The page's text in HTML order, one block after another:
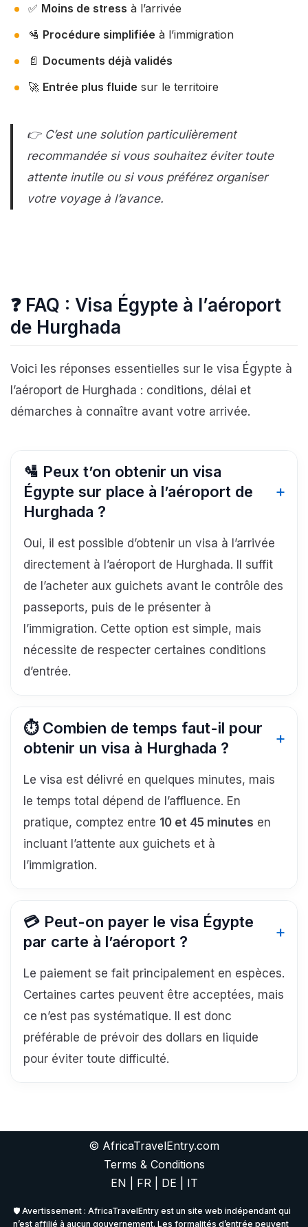
✅ Moins de stress à l’arrivée
🛂 Procédure simplifiée à l’immigration
📄 Documents déjà validés
🚀 Entrée plus fluide sur le territoire
👉 C’est une solution particulièrement
recommandée si vous souhaitez éviter toute
attente inutile ou si vous préférez organiser
votre voyage à l’avance.
❓ FAQ : Visa Égypte à l’aéroport
de Hurghada
Voici les réponses essentielles sur le visa Égypte à
l’aéroport de Hurghada : conditions, délai et
démarches à connaître avant votre arrivée.
🛂 Peux t’on obtenir un visa
Égypte sur place à l’aéroport de
Hurghada ?
Oui, il est possible d’obtenir un visa à l’arrivée
directement à l’aéroport de Hurghada. Il suffit
de l’acheter aux guichets avant le contrôle des
passeports, puis de le présenter à
l’immigration. Cette option est simple, mais
nécessite de respecter certaines conditions
d’entrée.
⏱️ Combien de temps faut-il pour
obtenir un visa à Hurghada ?
Le visa est délivré en quelques minutes, mais
le temps total dépend de l’affluence. En
pratique, comptez entre 10 et 45 minutes en
incluant l’attente aux guichets et à
l’immigration.
💳 Peut-on payer le visa Égypte
par carte à l’aéroport ?
Le paiement se fait principalement en espèces.
Certaines cartes peuvent être acceptées, mais
ce n’est pas systématique. Il est donc
préférable de prévoir des dollars en liquide
pour éviter toute difficulté.
© AfricaTravelEntry.com
Terms & Conditions
EN
FR| DE IT
🛡️ Avertissement : AfricaTravelEntry est un site web indépendant qui
n’est affilié à aucun gouvernement. Les formalités d’entrée peuvent